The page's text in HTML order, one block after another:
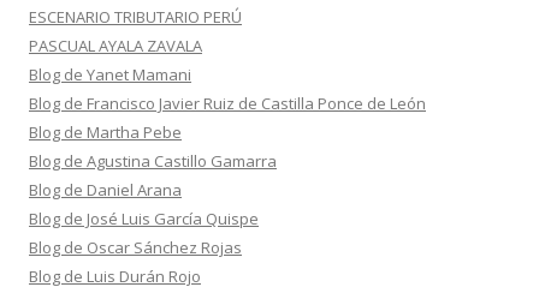
ESCENARIO TRIBUTARIO PERÚ
PASCUAL AYALA ZAVALA
Blog de Yanet Mamani
Blog de Francisco Javier Ruiz de Castilla Ponce de León
Blog de Martha Pebe
Blog de Agustina Castillo Gamarra
Blog de Daniel Arana
Blog de José Luis García Quispe
Blog de Oscar Sánchez Rojas
Blog de Luis Durán Rojo